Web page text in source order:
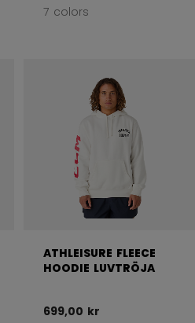
7 colors
ATHLEISURE FLEECE
HOODIE LUVTRÖJA
699,00 kr